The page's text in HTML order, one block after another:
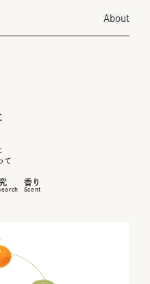
About
て
香り
Scent